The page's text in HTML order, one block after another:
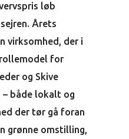
løb
Årets
virksomhed, der i
for
og Skive
– både lokalt og
der tør gå foran
grønne omstilling,